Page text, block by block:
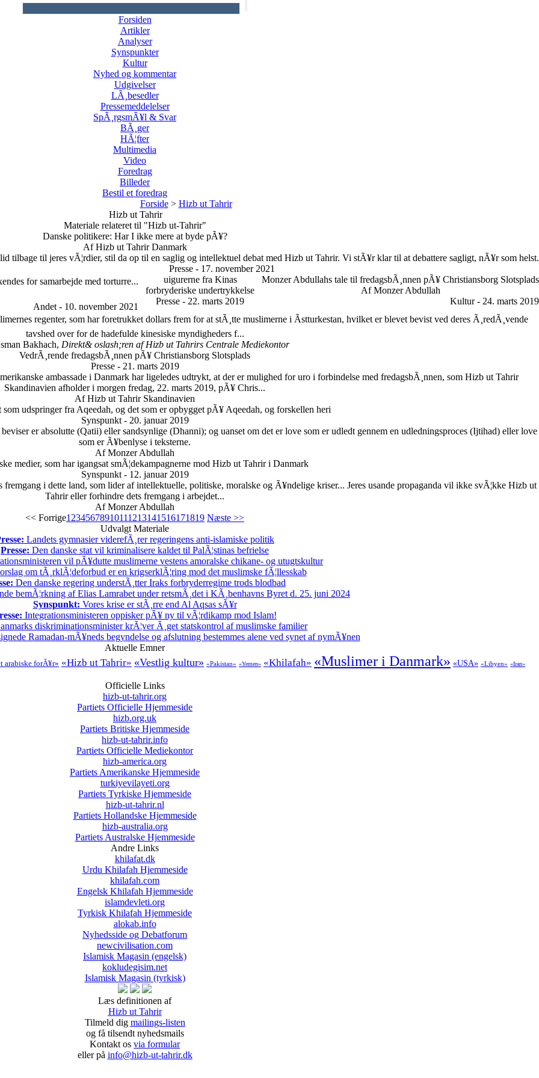
Forsiden
Artikler
Analyser
Synspunkter
Kultur
Nyhed og kommentar
Udgivelser
LÃ¸besedler
Pressemeddelelser
SpÃ¸rgsmÃ¥l & Svar
BÃ¸ger
HÃ¦fter
Multimedia
Video
Foredrag
Billeder
Bestil et foredrag
Forside> Hizb ut Tahrir
Hizb ut Tahrir
Materiale relateret til "Hizb ut-Tahrir"
Danske politikere: Har I ikke mere at byde pÃ¥?
Af Hizb ut Tahrir Danmark
tilbage til jeres vÃ¦rdier, stil da op til en saglig og intellektuel debat med Hizb ut Tahrir. Vi stÃ¥r klar til at debattere sagligt, nÃ¥r som helst.
Presse - 17. november 2021
for samarbejde med torturre...
Andet - 10. november 2021
Monzer Abdullahs tale til fredagsbÃ¸nnen pÃ¥ Christiansborg Slotsplads
Af Monzer Abdullah
Kultur - 24. marts 2019
uigurerne fra Kinas
forbryderiske undertrykkelse
Presse - 22. marts 2019
regenter, som har foretrukket dollars frem for at stÃ¸tte muslimerne i Ãstturkestan, hvilket er blevet bevist ved deres Ã¸redÃ¸vende
tavshed over for de hadefulde kinesiske myndigheders f...
Bakhach, Direkt& oslash;ren af Hizb ut Tahrirs Centrale Mediekontor
VedrÃ¸rende fredagsbÃ¸nnen pÃ¥ Christiansborg Slotsplads
Presse - 21. marts 2019
ambassade i Danmark har ligeledes udtrykt, at der er mulighed for uro i forbindelse med fredagsbÃ¸nnen, som Hizb ut Tahrir
Skandinavien afholder i morgen fredag, 22. marts 2019, pÃ¥ Chris...
Af Hizb ut Tahrir Skandinavien
udspringer fra Aqeedah, og det som er opbygget pÃ¥ Aqeedah, og forskellen heri
Synspunkt - 20. januar 2019
er absolutte (Qatii) eller sandsynlige (Dhanni); og uanset om det er love som er udledt gennem en udledningsproces (Ijtihad) eller love
som er Ã¥benlyse i teksterne.
Af Monzer Abdullah
medier, som har igangsat smÃ¦dekampagnerne mod Hizb ut Tahrir i Danmark
Synspunkt - 12. januar 2019
i dette land, som lider af intellektuelle, politiske, moralske og Ã¥ndelige kriser... Jeres usande propaganda vil ikke svÃ¦kke Hizb ut
Tahrir eller forhindre dets fremgang i arbejdet...
Af Monzer Abdullah
<< Forrige1 2345678910111213141516171819 Næste >>
Udvalgt Materiale
Landets gymnasier viderefÃ¸rer regeringens anti-islamiske politik
Presse: Den danske stat vil kriminalisere kaldet til PalÃ¦stinas befrielse
vil pÃ¥dutte muslimerne vestens amoralske chikane- og utugtskultur
om tÃ¸rklÃ¦deforbud er en krigserklÃ¦ring mod det muslimske fÃ¦llesskab
Den danske regering understÃ¸tter Iraks forbryderregime trods blodbad
bemÃ¦rkning af Elias Lamrabet under retsmÃ¸det i KÃ¸benhavns Byret d. 25. juni 2024
Synspunkt: Vores krise er stÃ¸rre end Al Aqsas sÃ¥r
Integrationsministeren oppisker pÃ¥ ny til vÃ¦rdikamp mod Islam!
diskriminationsminister krÃ¦ver Ã¸get statskontrol af muslimske familier
Ramadan-mÃ¥neds begyndelse og afslutning bestemmes alene ved synet af nymÃ¥nen
Aktuelle Emner
arabiske forÃ¥r» «Hizb ut Tahrir» «Vestlig kultur» «Pakistan» «Yemen» «Khilafah» «Muslimer i Danmark» «USA» «Libyen» «Iran»
Officielle Links
hizb-ut-tahrir.org
Partiets Officielle Hjemmeside
hizb.org.uk
Partiets Britiske Hjemmeside
hizb-ut-tahrir.info
Partiets Officielle Mediekontor
hizb-america.org
Partiets Amerikanske Hjemmeside
turkiyevilayeti.org
Partiets Tyrkiske Hjemmeside
hizb-ut-tahrir.nl
Partiets Hollandske Hjemmeside
hizb-australia.org
Partiets Australske Hjemmeside
Andre Links
khilafat.dk
Urdu Khilafah Hjemmeside
khilafah.com
Engelsk Khilafah Hjemmeside
islamdevleti.org
Tyrkisk Khilafah Hjemmeside
alokab.info
Nyhedsside og Debatforum
newcivilisation.com
Islamisk Magasin (engelsk)
kokludegisim.net
Islamisk Magasin (tyrkisk)
Læs definitionen af
Hizb ut Tahrir
Tilmeld dig mailings-listen
og få tilsendt nyhedsmails
Kontakt os via formular
eller på info@hizb-ut-tahrir.dk